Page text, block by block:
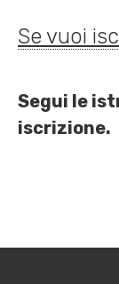
Se vuoi
Segui le
iscrizione.